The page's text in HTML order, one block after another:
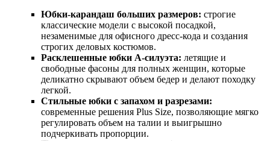
Юбки-карандаш больших размеров: строгие
классические модели с высокой посадкой,
незаменимые для офисного дресс-кода и создания
строгих деловых костюмов.
Расклешенные юбки А-силуэта: летящие и
свободные фасоны для полных женщин, которые
деликатно скрывают объем бедер и делают походку
легкой.
Стильные юбки с запахом и разрезами:
современные решения Plus Size, позволяющие мягко
регулировать объем на талии и выигрышно
подчеркивать пропорции.